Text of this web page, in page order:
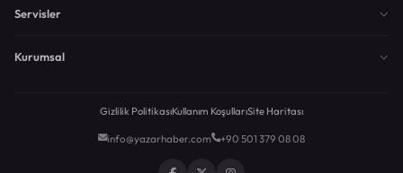
Servisler
Kurumsal
Gizlilik PolitikasıKullanım KoşullarıSite Haritası
info@yazarhaber.com +90 501 379 08 08